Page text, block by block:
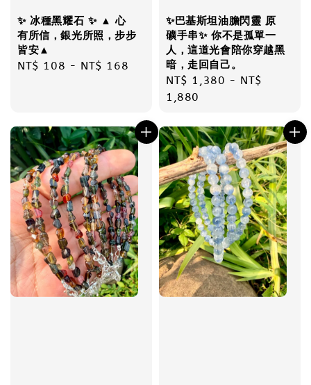
✨ 冰種黑耀石 ✨ ▲ 心
有所信，銀光所照，步步
皆安▲
Regular
NT$ 108 - NT$ 168
✨巴基斯坦油膽閃靈 原
礦手串✨ 你不是孤單一
人，這道光會陪你穿越黑
暗，走回自己。
Regular
price
NT$ 1,380 - NT$
1,880